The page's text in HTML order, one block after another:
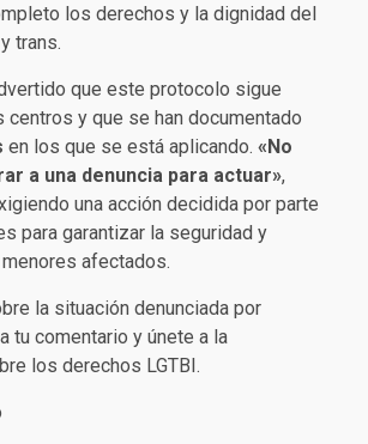
los derechos y la dignidad del
trans.
que este protocolo sigue
centros y que se han documentado
en los que se está aplicando. «No
a una denuncia para actuar»,
una acción decidida por parte
para garantizar la seguridad y
afectados.
la situación denunciada por
tu comentario y únete a la
los derechos LGTBI.